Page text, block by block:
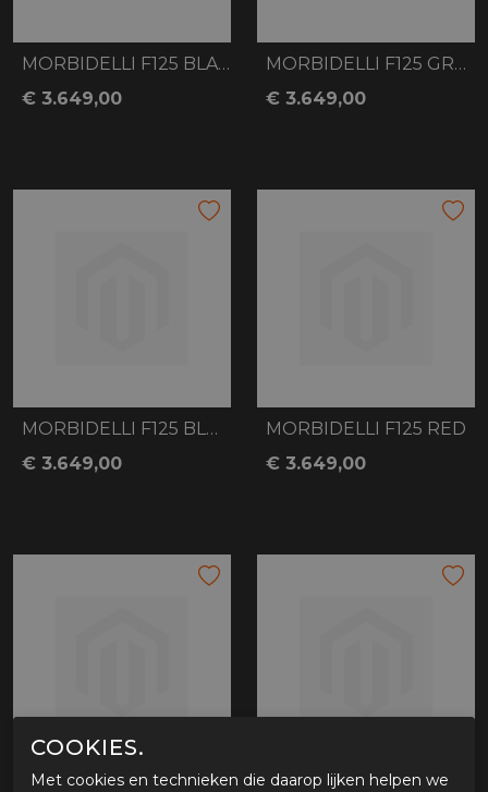
MORBIDELLI F125 BLACK
€ 3.649,00
MORBIDELLI F125 GREY
€ 3.649,00
MORBIDELLI F125 BLUE
€ 3.649,00
MORBIDELLI F125 RED
€ 3.649,00
COOKIES.
Met cookies en technieken die daarop lijken helpen we